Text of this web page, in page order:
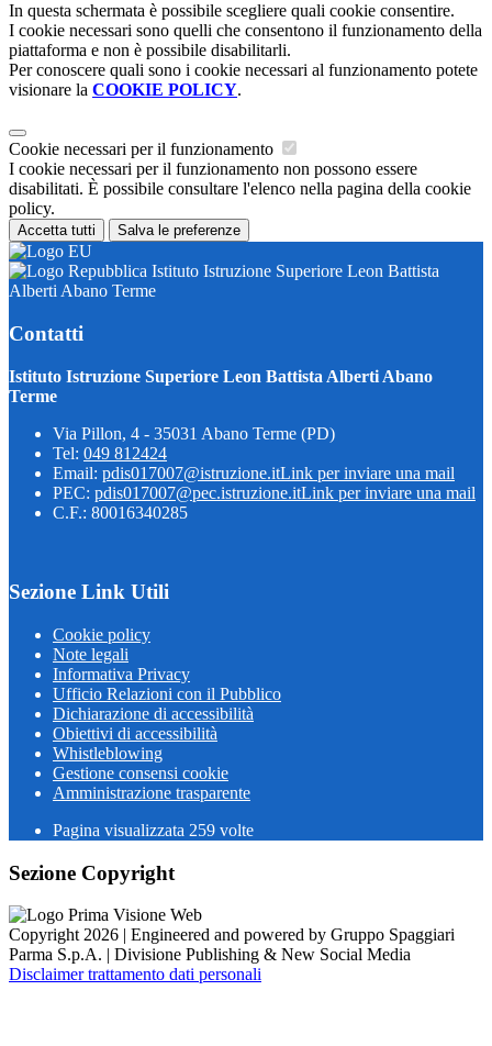
In questa schermata è possibile scegliere quali cookie consentire.
I cookie necessari sono quelli che consentono il funzionamento della
piattaforma e non è possibile disabilitarli.
Per conoscere quali sono i cookie necessari al funzionamento potete
visionare la COOKIE POLICY.
Cookie necessari per il funzionamento
I cookie necessari per il funzionamento non possono essere
disabilitati. È possibile consultare l'elenco nella pagina della cookie
policy.
Accetta tutti Salva le preferenze
Istituto Istruzione Superiore Leon Battista
Alberti Abano Terme
Contatti
Istituto Istruzione Superiore Leon Battista Alberti Abano
Terme
Via Pillon, 4 - 35031 Abano Terme (PD)
Tel: 049 812424
Email: pdis017007@istruzione.itLink per inviare una mail
PEC: pdis017007@pec.istruzione.itLink per inviare una mail
C.F.: 80016340285
Sezione Link Utili
Cookie policy
Note legali
Informativa Privacy
Ufficio Relazioni con il Pubblico
Dichiarazione di accessibilità
Obiettivi di accessibilità
Whistleblowing
Gestione consensi cookie
Amministrazione trasparente
Pagina visualizzata 259 volte
Sezione Copyright
Copyright 2026 | Engineered and powered by Gruppo Spaggiari
Parma S.p.A. | Divisione Publishing & New Social Media
Disclaimer trattamento dati personali